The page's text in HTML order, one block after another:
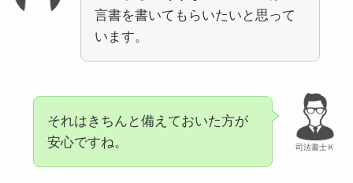
言書を書いてもらいたいと思って
います。
司法書士Ｋ
それはきちんと備えておいた方が
安心ですね。